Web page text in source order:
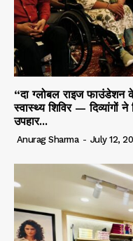
“दा ग्लोबल राइज फाउंडेशन
स्वास्थ्य शिविर — दिव्यांगों
उपहार...
Anurag Sharma - July 12,